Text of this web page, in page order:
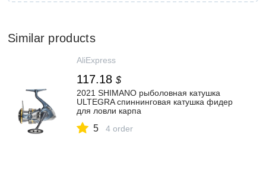
Similar products
AliExpress
117.18 $
2021 SHIMANO рыболовная катушка
ULTEGRA спиннинговая катушка фидер
для ловли карпа
водонепроницаемая система HANAGE
5 4 order